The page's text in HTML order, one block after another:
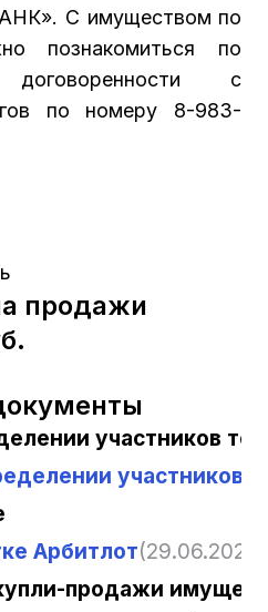
С имуществом по
по
договоренности с
по номеру 8-983-
продажи
участников
участников
Арбитлот
продажи